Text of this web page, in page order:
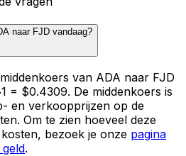
naar FJD vandaag?
van ADA naar FJD
= $0.4309. De middenkoers is
en verkoopprijzen op de
Om te zien hoeveel deze
bezoek je onze pagina
.